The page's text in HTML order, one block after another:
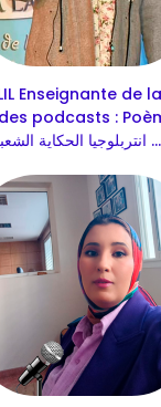
Enseignante de
podcasts :
.........